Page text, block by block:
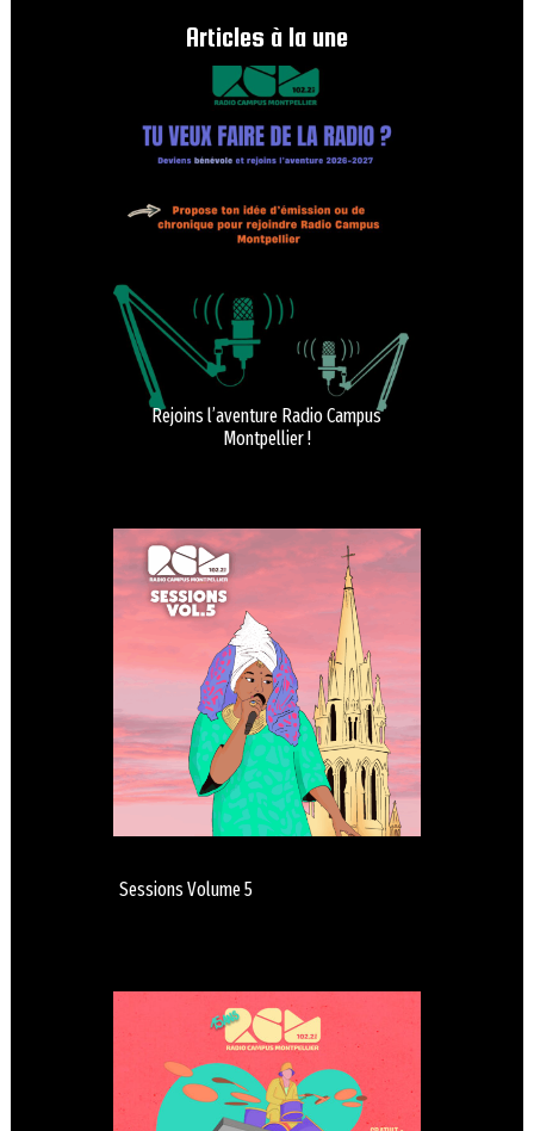
Articles à la une
Rejoins l’aventure Radio Campus
Montpellier !
Sessions Volume 5